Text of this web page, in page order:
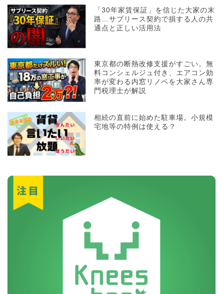
「30年家賃保証」を信じた大家の末
路…サブリース契約で損する人の共
通点と正しい活用法
東京都の断熱改修支援がすごい。無
料コンシェルジュ付き、エアコン効
率が変わる内窓リノベを大家さん専
門税理士が解説
相続の直前に始めた駐車場。小規模
宅地等の特例は使える？